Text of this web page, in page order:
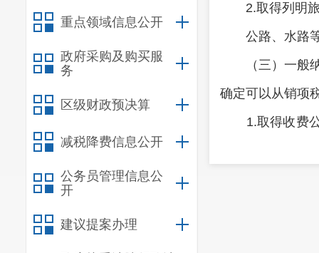
重点领域信息公开
政府采购及购买服
务
区级财政预决算
减税降费信息公开
公务员管理信息公
开
建议提案办理
2.取得列明旅
公路、水路等
（三）一般纳
确定可以从销项
1.取得收费公